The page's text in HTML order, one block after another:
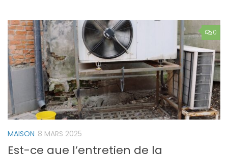
0
MAISON 8 MARS 2025
Est-ce que l’entretien de la